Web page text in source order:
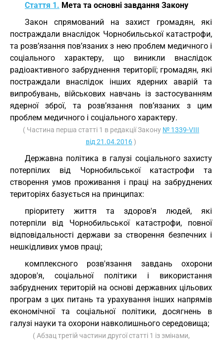
Стаття 1. Мета та основні завдання Закону
Закон спрямований на захист громадян, які
постраждали внаслідок Чорнобильської катастрофи,
та розв’язання пов’язаних з нею проблем медичного і
соціального характеру, що виникли внаслідок
радіоактивного забруднення території; громадян, які
постраждали внаслідок інших ядерних аварій та
випробувань, військових навчань із застосуванням
ядерної зброї, та розв’язання пов’язаних з цим
проблем медичного і соціального характеру.
( Частина перша статті 1 в редакції Закону № 1339-VIII
від 21.04.2016)
Державна політика в галузі соціального захисту
потерпілих від Чорнобильської катастрофи та
створення умов проживання і праці на забруднених
територіях базується на принципах:
пріоритету життя та здоров'я людей, які
потерпіли від Чорнобильської катастрофи, повної
відповідальності держави за створення безпечних і
нешкідливих умов праці;
комплексного розв'язання завдань охорони
здоров'я, соціальної політики і використання
забруднених територій на основі державних цільових
програм з цих питань та урахування інших напрямів
економічної та соціальної політики, досягнень в
галузі науки та охорони навколишнього середовища;
( Абзац третій частини другої статті 1 із змінами,